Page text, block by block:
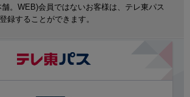
。WEB)会員ではないお客様は、テレ東パス
録することができます。